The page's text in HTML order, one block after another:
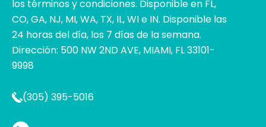
los términos y condiciones. Disponible en FL,
CO, GA, NJ, MI, WA, TX, IL, WI e IN. Disponible las
24 horas del día, los 7 días de la semana.
Dirección: 500 NW 2ND AVE, MIAMI, FL 33101-
9998
(305) 395-5016